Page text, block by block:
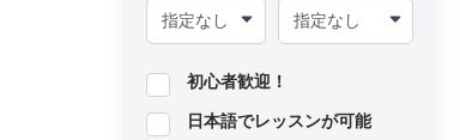
初心者歓迎！
日本語でレッスンが可能